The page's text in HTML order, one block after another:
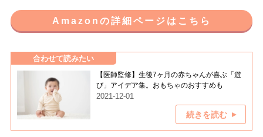
Amazonの詳細ページはこちら
合わせて読みたい
【医師監修】生後7ヶ月の赤ちゃんが喜ぶ「遊
び」アイデア集。おもちゃのおすすめも
2021-12-01
続きを読む